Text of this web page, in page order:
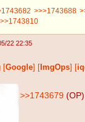
>>>1743688
22 22:35
Google ImgOps
>>1743679 (OP)